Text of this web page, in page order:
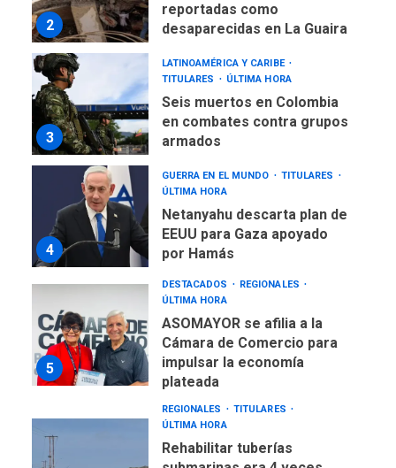
2
reportadas como
desaparecidas en La Guaira
3
LATINOAMÉRICA Y CARIBE
TITULARES
ÚLTIMA HORA
Seis muertos en Colombia
en combates contra grupos
armados
4
GUERRA EN EL MUNDO
TITULARES
ÚLTIMA HORA
Netanyahu descarta plan de
EEUU para Gaza apoyado
por Hamás
5
DESTACADOS
REGIONALES
ÚLTIMA HORA
ASOMAYOR se afilia a la
Cámara de Comercio para
impulsar la economía
plateada
REGIONALES
TITULARES
ÚLTIMA HORA
Rehabilitar tuberías